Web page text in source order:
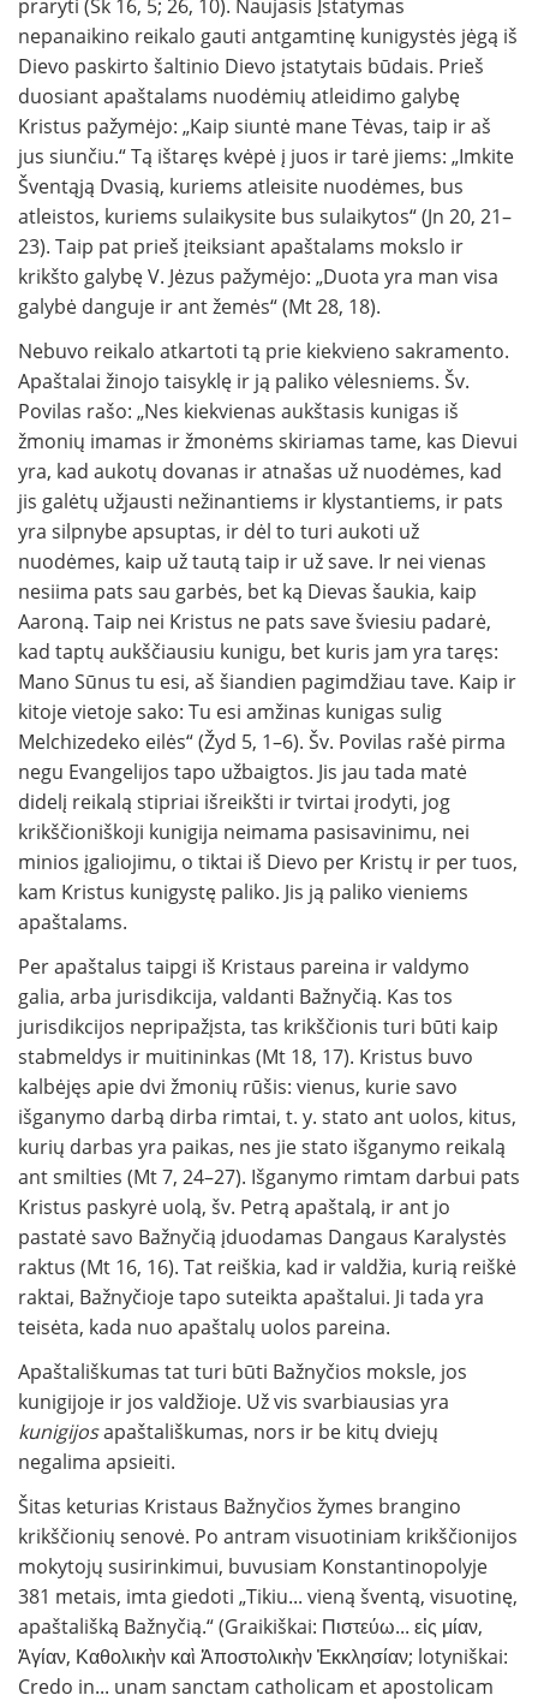
praryti (Sk 16, 5; 26, 10). Naujasis Įstatymas
nepanaikino reikalo gauti antgamtinę kunigystės jėgą iš
Dievo paskirto šaltinio Dievo įstatytais būdais. Prieš
duosiant apaštalams nuodėmių atleidimo galybę
Kristus pažymėjo: „Kaip siuntė mane Tėvas, taip ir aš
jus siunčiu.“ Tą ištaręs kvėpė į juos ir tarė jiems: „Imkite
Šventąją Dvasią, kuriems atleisite nuodėmes, bus
atleistos, kuriems sulaikysite bus sulaikytos“ (Jn 20, 21–
23). Taip pat prieš įteiksiant apaštalams mokslo ir
krikšto galybę V. Jėzus pažymėjo: „Duota yra man visa
galybė danguje ir ant žemės“ (Mt 28, 18).
Nebuvo reikalo atkartoti tą prie kiekvieno sakramento.
Apaštalai žinojo taisyklę ir ją paliko vėlesniems. Šv.
Povilas rašo: „Nes kiekvienas aukštasis kunigas iš
žmonių imamas ir žmonėms skiriamas tame, kas Dievui
yra, kad aukotų dovanas ir atnašas už nuodėmes, kad
jis galėtų užjausti nežinantiems ir klystantiems, ir pats
yra silpnybe apsuptas, ir dėl to turi aukoti už
nuodėmes, kaip už tautą taip ir už save. Ir nei vienas
nesiima pats sau garbės, bet ką Dievas šaukia, kaip
Aaroną. Taip nei Kristus ne pats save šviesiu padarė,
kad taptų aukščiausiu kunigu, bet kuris jam yra taręs:
Mano Sūnus tu esi, aš šiandien pagimdžiau tave. Kaip ir
kitoje vietoje sako: Tu esi amžinas kunigas sulig
Melchizedeko eilės“ (Žyd 5, 1–6). Šv. Povilas rašė pirma
negu Evangelijos tapo užbaigtos. Jis jau tada matė
didelį reikalą stipriai išreikšti ir tvirtai įrodyti, jog
krikščioniškoji kunigija neimama pasisavinimu, nei
minios įgaliojimu, o tiktai iš Dievo per Kristų ir per tuos,
kam Kristus kunigystę paliko. Jis ją paliko vieniems
apaštalams.
Per apaštalus taipgi iš Kristaus pareina ir valdymo
galia, arba jurisdikcija, valdanti Bažnyčią. Kas tos
jurisdikcijos nepripažįsta, tas krikščionis turi būti kaip
stabmeldys ir muitininkas (Mt 18, 17). Kristus buvo
kalbėjęs apie dvi žmonių rūšis: vienus, kurie savo
išganymo darbą dirba rimtai, t. y. stato ant uolos, kitus,
kurių darbas yra paikas, nes jie stato išganymo reikalą
ant smilties (Mt 7, 24–27). Išganymo rimtam darbui pats
Kristus paskyrė uolą, šv. Petrą apaštalą, ir ant jo
pastatė savo Bažnyčią įduodamas Dangaus Karalystės
raktus (Mt 16, 16). Tat reiškia, kad ir valdžia, kurią reiškė
raktai, Bažnyčioje tapo suteikta apaštalui. Ji tada yra
teisėta, kada nuo apaštalų uolos pareina.
Apaštališkumas tat turi būti Bažnyčios moksle, jos
kunigijoje ir jos valdžioje. Už vis svarbiausias yra
kunigijosapaštališkumas, nors ir be kitų dviejų
negalima apsieiti.
Šitas keturias Kristaus Bažnyčios žymes brangino
krikščionių senovė. Po antram visuotiniam krikščionijos
mokytojų susirinkimui, buvusiam Konstantinopolyje
381 metais, imta giedoti „Tikiu... vieną šventą, visuotinę,
apaštališką Bažnyčią.“ (Graikiškai: Πιστεύω... εἰς μίαν,
Ἁγίαν, Καθολικὴν καὶ Ἀποστολικὴν Ἐκκλησίαν; lotyniškai:
Credo in... unam sanctam catholicam et apostolicam